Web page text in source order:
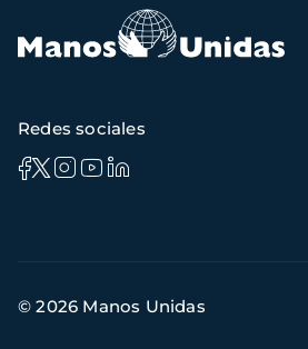
Redes sociales
de
© 2026 Manos Unidas